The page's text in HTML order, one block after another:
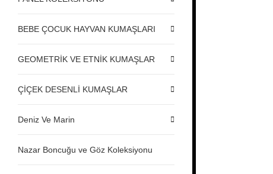
BEBE ÇOCUK HAYVAN KUMAŞLARI
GEOMETRİK VE ETNİK KUMAŞLAR
ÇİÇEK DESENLİ KUMAŞLAR
Deniz Ve Marin
Nazar Boncuğu ve Göz Koleksiyonu